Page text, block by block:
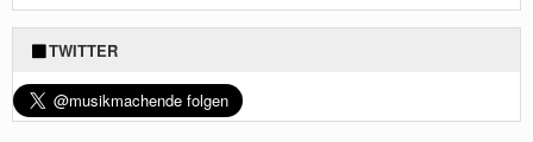
TWITTER